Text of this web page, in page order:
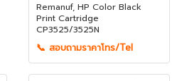
Remanuf, HP Color Black
Print Cartridge
CP3525/3525N
📞 สอบถามราคาโทร/Tel